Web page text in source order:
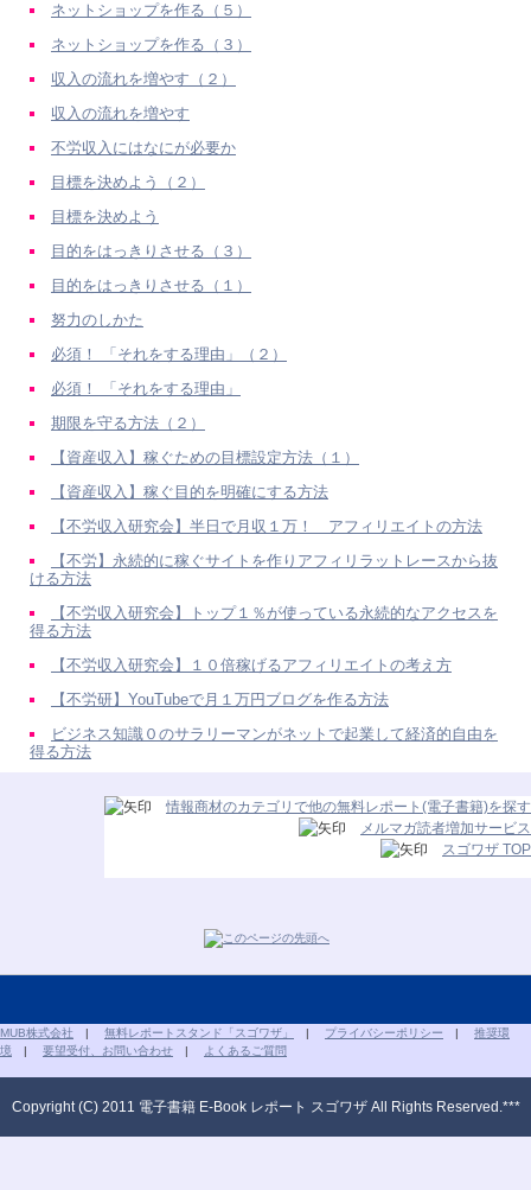
ネットショップを作る（５）
ネットショップを作る（３）
収入の流れを増やす（２）
収入の流れを増やす
不労収入にはなにが必要か
目標を決めよう（２）
目標を決めよう
目的をはっきりさせる（３）
目的をはっきりさせる（１）
努力のしかた
必須！ 「それをする理由」（２）
必須！ 「それをする理由」
期限を守る方法（２）
【資産収入】稼ぐための目標設定方法（１）
【資産収入】稼ぐ目的を明確にする方法
【不労収入研究会】半日で月収１万！ アフィリエイトの方法
【不労】永続的に稼ぐサイトを作りアフィリラットレースから抜
ける方法
【不労収入研究会】トップ１％が使っている永続的なアクセスを
得る方法
【不労収入研究会】１０倍稼げるアフィリエイトの考え方
【不労研】YouTubeで月１万円ブログを作る方法
ビジネス知識０のサラリーマンがネットで起業して経済的自由を
得る方法
情報商材のカテゴリで他の無料レポート(電子書籍)を探す
メルマガ読者増加サービス
スゴワザ TOP
MUB株式会社 | 無料レポートスタンド「スゴワザ」 | プライバシーポリシー | 推奨環
境 | 要望受付、お問い合わせ | よくあるご質問
Copyright (C) 2011 電子書籍 E-Book レポート スゴワザ All Rights Reserved.***